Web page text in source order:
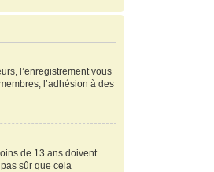
l’enregistrement vous
l’adhésion à des
de 13 ans doivent
sûr que cela